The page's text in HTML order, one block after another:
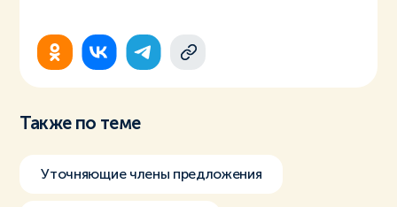
Также по теме
Уточняющие члены предложения